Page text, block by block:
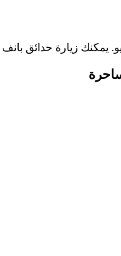
يمكنك زيارة حدائق